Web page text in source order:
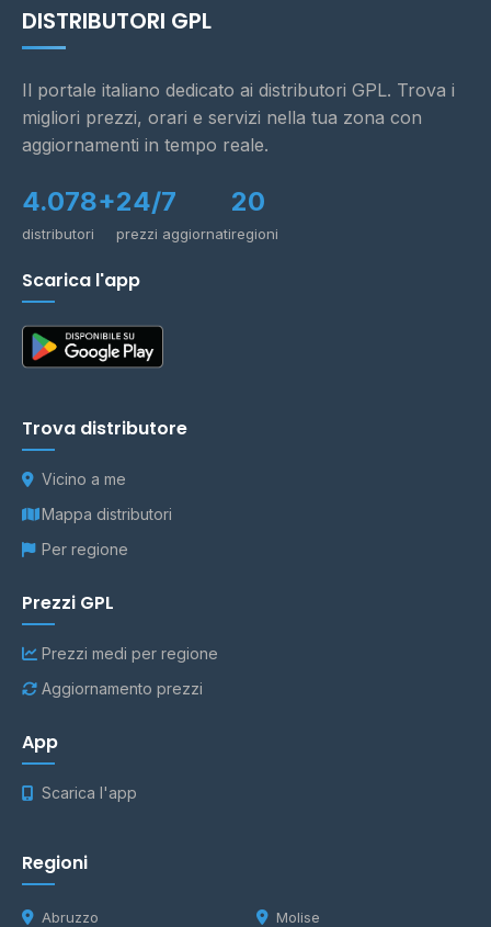
DISTRIBUTORI GPL
Il portale italiano dedicato ai distributori GPL. Trova i
migliori prezzi, orari e servizi nella tua zona con
aggiornamenti in tempo reale.
4.078+
distributori
24/7
prezzi aggiornati
20
regioni
Scarica l'app
Trova distributore
Vicino a me
Mappa distributori
Per regione
Prezzi GPL
Prezzi medi per regione
Aggiornamento prezzi
App
Scarica l'app
Regioni
Abruzzo Molise